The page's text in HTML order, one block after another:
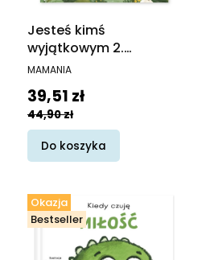
Jesteś kimś
wyjątkowym 2.
Relaksacje dla (nieco
PRODUCENT
MAMANIA
Cena promocyjna
39,51 zł
44,90 zł
Do koszyka
Okazja
Bestseller